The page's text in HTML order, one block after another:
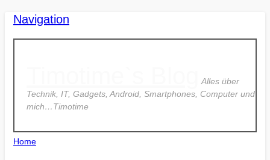
Navigation
Alles über
Technik, IT, Gadgets, Android, Smartphones, Computer und
mich…Timotime
Home